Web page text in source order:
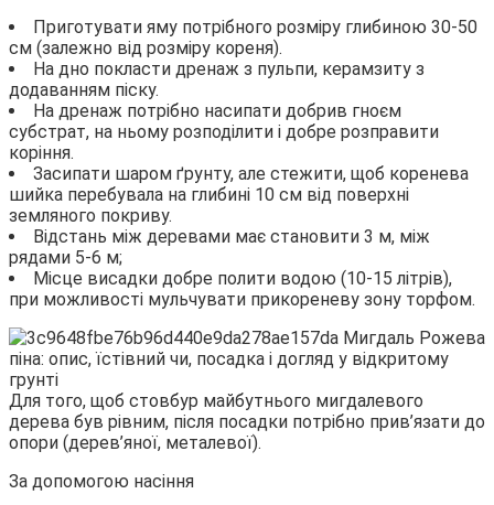
Приготувати яму потрібного розміру глибиною 30-50
см (залежно від розміру кореня).
На дно покласти дренаж з пульпи, керамзиту з
додаванням піску.
На дренаж потрібно насипати добрив гноєм
субстрат, на ньому розподілити і добре розправити
коріння.
Засипати шаром ґрунту, але стежити, щоб коренева
шийка перебувала на глибині 10 см від поверхні
земляного покриву.
Відстань між деревами має становити 3 м, між
рядами 5-6 м;
Місце висадки добре полити водою (10-15 літрів),
при можливості мульчувати прикореневу зону торфом.
Для того, щоб стовбур майбутнього мигдалевого
дерева був рівним, після посадки потрібно прив’язати до
опори (дерев’яної, металевої).
За допомогою насіння